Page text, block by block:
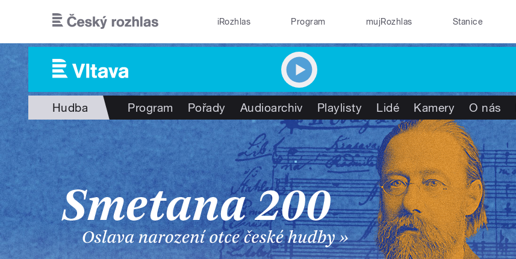
iRozhlas Program mujRozhlas Stanice
Hudba Program Pořady Audioarchiv Playlisty Lidé Kamery O nás